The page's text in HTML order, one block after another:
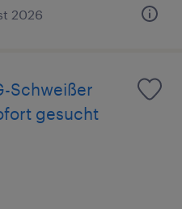
2026
Schweißer
gesucht